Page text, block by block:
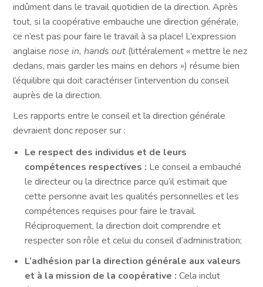
indûment dans le travail quotidien de la direction. Après
tout, si la coopérative embauche une direction générale,
ce n’est pas pour faire le travail à sa place! L’expression
anglaisenose in, hands out (littéralement « mettre le nez
dedans, mais garder les mains en dehors ») résume bien
l’équilibre qui doit caractériser l’intervention du conseil
auprès de la direction.
Les rapports entre le conseil et la direction générale
devraient donc reposer sur :
Le respect des individus et de leurs
compétences respectives : Le conseil a embauché
le directeur ou la directrice parce qu’il estimait que
cette personne avait les qualités personnelles et les
compétences requises pour faire le travail.
Réciproquement, la direction doit comprendre et
respecter son rôle et celui du conseil d’administration;
L’adhésion par la direction générale aux valeurs
et à la mission de la coopérative : Cela inclut